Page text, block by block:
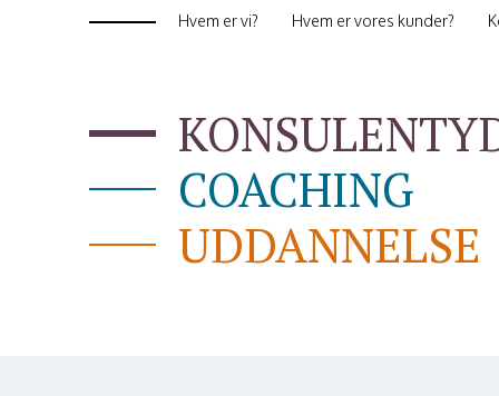
Hvem er vi? Hvem er vores kunder?
COACHING
UDDANNELSE